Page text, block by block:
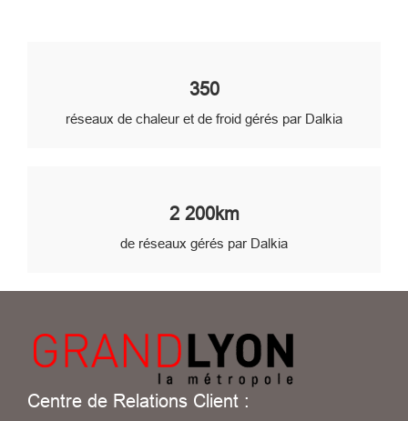
350
réseaux de chaleur et de froid gérés par Dalkia
2 200km
de réseaux gérés par Dalkia
Centre de Relations Client :